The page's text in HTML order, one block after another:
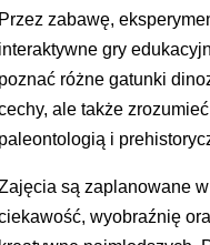
zabawę,
gry
różne gatunki
ale także
i
są zaplanowane
wyobraźnię